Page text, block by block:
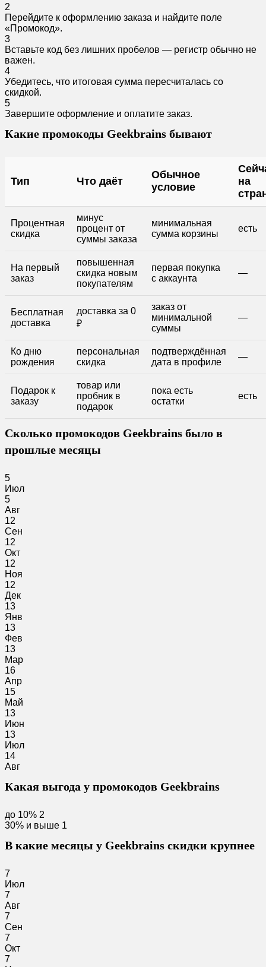
2
Перейдите к оформлению заказа и найдите поле
«Промокод».
3
Вставьте код без лишних пробелов — регистр обычно не
важен.
4
Убедитесь, что итоговая сумма пересчиталась со
скидкой.
5
Завершите оформление и оплатите заказ.
Какие промокоды Geekbrains бывают
Тип Что даёт
Обычное
условие
на
Процентная
скидка
минус
процент от
суммы заказа
минимальная
сумма корзины
есть
На первый
заказ
повышенная
скидка новым
покупателям
первая покупка
с аккаунта
—
Бесплатная
доставка
доставка за 0
₽
заказ от
минимальной
суммы
—
Ко дню
рождения
персональная
скидка
подтверждённая
дата в профиле
—
Подарок к
заказу
товар или
пробник в
подарок
пока есть
остатки
есть
Сколько промокодов Geekbrains было в
прошлые месяцы
5
Июл
5
Авг
12
Сен
12
Окт
12
Ноя
12
Дек
13
Янв
13
Фев
13
Мар
16
Апр
15
Май
13
Июн
13
Июл
14
Авг
Какая выгода у промокодов Geekbrains
до 10% 2
30% и выше 1
В какие месяцы у Geekbrains скидки крупнее
7
Июл
7
Авг
7
Сен
7
Окт
7